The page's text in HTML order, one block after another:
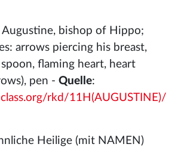
Augustine, bishop of Hippo;
arrows piercing his breast,
flaming heart, heart
pen - Quelle:
rkd/11H(AUGUSTINE)/
Heilige (mit NAMEN)